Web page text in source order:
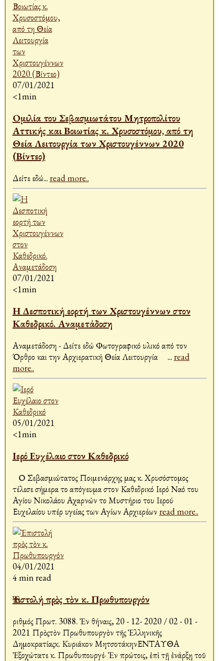
07/01/2021
<1min
Ομιλία του Σεβασμιωτάτου Μητροπολίτου
Αττικής και Βοιωτίας κ. Χρυσοστόμου, από τη
Θεία Λειτουργία των Χριστουγέννων 2020
(Βίντεο)
Δείτε εδώ... read more..
07/01/2021
<1min
Η Δεσποτική εορτή των Χριστουγέννων στον
Καθεδρικό. Αναμετάδοση
Αναμετάδοση - Δείτε εδώ Φωτογραφικό υλικό από τον
... read
more..
05/01/2021
<1min
Ιερό Ευχέλαιο στον Καθεδρικό
Ο Σεβασμιώτατος Ποιμενάρχης μας κ. Χρυσόστομος
τέλεσε σήμερα το απόγευμα στον Καθεδρικό Ιερό Ναό του
Αγίου Νικολάου Αχαρνών το Μυστήριο του Ιερού
Ευχελαίου υπέρ υγείας των Αγίων Αρχιερέων read more..
04/01/2021
4 min read
Ἐπιστολή πρὸς τὸν κ. Πρωθυπουργόν
Ἀριθμός Πρωτ. 3088. Ἐν Ἀθήναις, 20 - 12- 2020 / 02 - 01 -
2021 Πρὸςτὸν Πρωθυπουργὸν τῆς Ἑλληνικῆς
Δημοκρατίαςκ. Κυριάκον ΜητσοτάκηνΕΝΤΑΥΘΑ
Ἐξοχώτατε κ. Πρωθυπουργέ· Ἐν πρώτοις, ἐπὶ τῇ ἐνάρξῃ τοῦ